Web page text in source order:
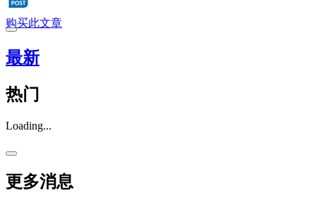
购买此文章
最新
热门
Loading...
更多消息